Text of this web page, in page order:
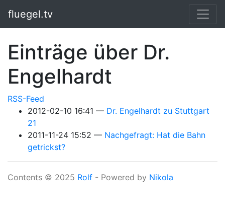
fluegel.tv
Einträge über Dr.
Engelhardt
RSS-Feed
2012-02-10 16:41
Dr. Engelhardt zu Stuttgart
21
2011-11-24 15:52
Nachgefragt: Hat die Bahn
getrickst?
Contents © 2025 Rolf - Powered by Nikola